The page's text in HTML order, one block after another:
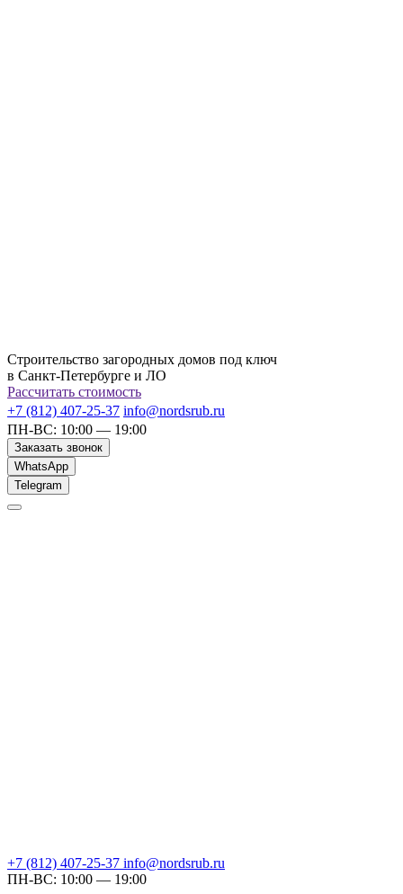
Строительство загородных домов под ключ
в Санкт-Петербурге и ЛО
Рассчитать стоимость
+7 (812) 407-25-37 info@nordsrub.ru
ПН-ВС: 10:00 — 19:00
Заказать звонок
WhatsApp
Telegram
+7 (812) 407-25-37 info@nordsrub.ru
ПН-ВС: 10:00 — 19:00